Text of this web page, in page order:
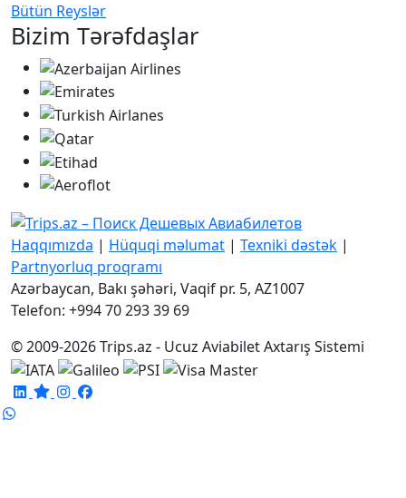
Bütün Reyslər
Bizim Tərəfdaşlar
Haqqımızda | Hüquqi məlumat | Texniki dəstək |
Partnyorluq proqramı
Azərbaycan, Bakı şəhəri, Vaqif pr. 5, AZ1007
Telefon: +994 70 293 39 69
© 2009-2026 Trips.az - Ucuz Aviabilet Axtarış Sistemi